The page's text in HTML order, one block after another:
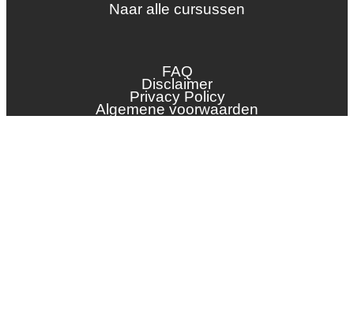
Naar alle cursussen
InstallQ erkenning
Zonne-energie
Duurzaamheid
FAQ
Disclaimer
Privacy Policy
Algemene voorwaarden